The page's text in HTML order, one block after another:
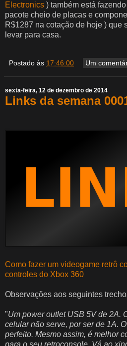
Electronics ) também está
pacote cheio de placas e
R$1287 na cotação de hoje ) que
levar para casa.
Postado às 17:46:00 Um
sexta-feira, 12 de dezembro de 2014
Links da semana
Como fazer um videogame retrô
controles do Xbox 360
Observações aos seguintes
"Um power outletUSB 5V de 2A.
celular não serve, por ser de 1A.
perfeito. Mesmo assim, é melhor